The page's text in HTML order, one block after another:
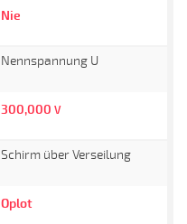
Nie
Nennspannung U
300,000 V
Schirm über Verseilung
Oplot